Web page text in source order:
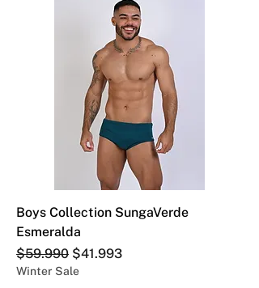
Boys Collection SungaVerde
Esmeralda
Precio
$59.990 Precio de oferta
$41.993
Winter Sale